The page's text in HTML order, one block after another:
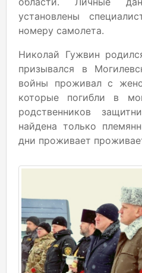
установлены
номеру самолета.
Николай Гужвин
призывался в
войны проживал с
которые погибли в
родственников
найдена только
дни проживает